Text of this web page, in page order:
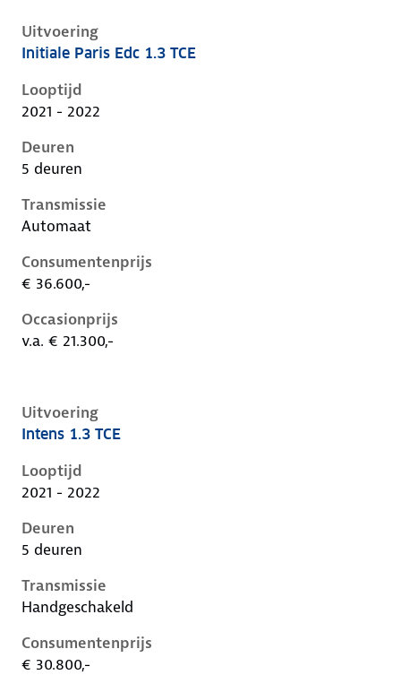
Uitvoering
Renault Captur ii, 1.3 tce, 103 kW, Benzine, 5 deuren
Initiale Paris Edc 1.3 TCE
Looptijd
2021 - 2022
Deuren
5 deuren
Transmissie
Automaat
Consumentenprijs
€ 36.600,-
Occasionprijs
v.a. € 21.300,-
Uitvoering
Renault Captur ii, 1.3 tce, 103 kW, Benzine, 5 deuren
Intens 1.3 TCE
Looptijd
2021 - 2022
Deuren
5 deuren
Transmissie
Handgeschakeld
Consumentenprijs
€ 30.800,-